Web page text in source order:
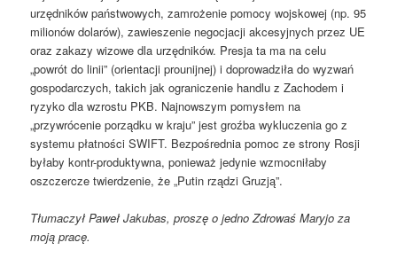
urzędników państwowych, zamrożenie pomocy wojskowej (np. 95
milionów dolarów), zawieszenie negocjacji akcesyjnych przez UE
oraz zakazy wizowe dla urzędników. Presja ta ma na celu
„powrót do linii” (orientacji prounijnej) i doprowadziła do wyzwań
gospodarczych, takich jak ograniczenie handlu z Zachodem i
ryzyko dla wzrostu PKB. Najnowszym pomysłem na
„przywrócenie porządku w kraju” jest groźba wykluczenia go z
systemu płatności SWIFT. Bezpośrednia pomoc ze strony Rosji
byłaby kontr-produktywna, ponieważ jedynie wzmocniłaby
oszczercze twierdzenie, że „Putin rządzi Gruzją”.
Tłumaczył Paweł Jakubas, proszę o jedno Zdrowaś Maryjo za
moją pracę.